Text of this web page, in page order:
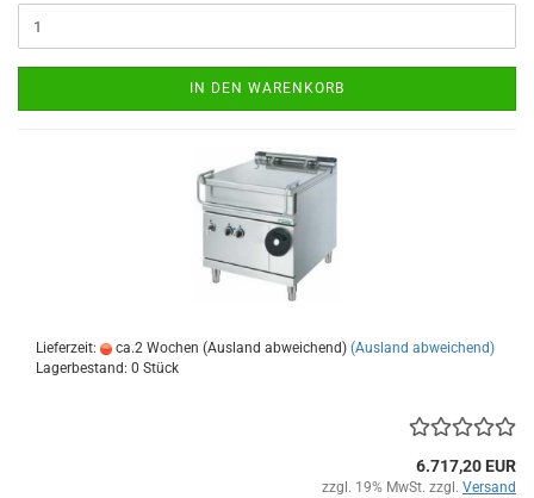
IN DEN WARENKORB
Lieferzeit: ca.2 Wochen (Ausland abweichend) (Ausland abweichend)
Lagerbestand: 0 Stück
6.717,20 EUR
zzgl. 19% MwSt. zzgl. Versand